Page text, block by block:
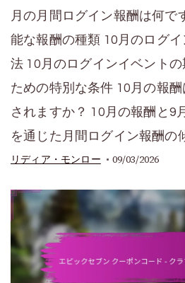
月の月間ログイン報酬は何で
能な報酬の種類 10月のログ
法 10月のログインイベント
ための特別な条件 10月の報
されますか？ 10月の報酬と9
を通じた月間ログイン報酬の
リディア・モンロー 09/03/2026